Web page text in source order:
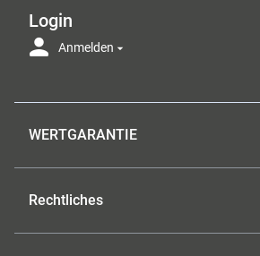
Login
Anmelden
WERTGARANTIE
Rechtliches